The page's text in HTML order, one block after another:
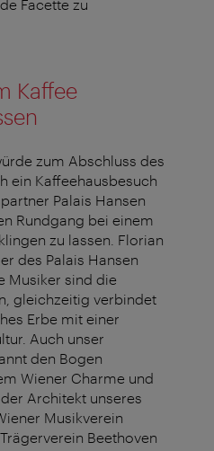
Facette zu
Kaffee
zum Abschluss des
ein Kaffeehausbesuch
Palais Hansen
Rundgang bei einem
zu lassen. Florian
des Palais Hansen
Musiker sind die
gleichzeitig verbindet
Erbe mit einer
Auch unser
den Bogen
Wiener Charme und
Architekt unseres
Musikverein
Beethoven